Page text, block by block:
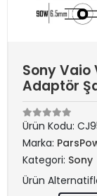
Sony Vaio
Adaptör
Ürün Kodu:
Marka:
Kategori: Sony
Ürün